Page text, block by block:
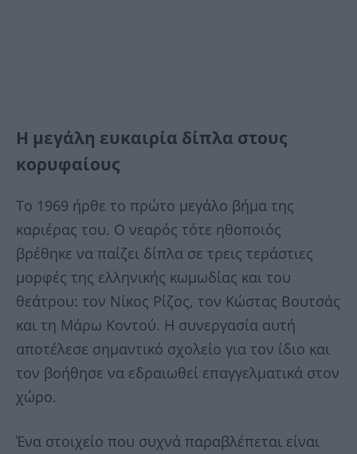
Η μεγάλη ευκαιρία δίπλα στους
κορυφαίους
Το 1969 ήρθε το πρώτο μεγάλο βήμα της
καριέρας του. Ο νεαρός τότε ηθοποιός
βρέθηκε να παίζει δίπλα σε τρεις τεράστιες
μορφές της ελληνικής κωμωδίας και του
θεάτρου: τον Νίκος Ρίζος, τον Κώστας Βουτσάς
και τη Μάρω Κοντού. Η συνεργασία αυτή
αποτέλεσε σημαντικό σχολείο για τον ίδιο και
τον βοήθησε να εδραιωθεί επαγγελματικά στον
χώρο.
Ένα στοιχείο που συχνά παραβλέπεται είναι